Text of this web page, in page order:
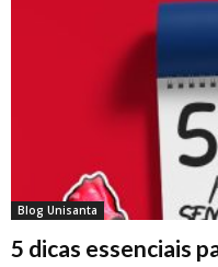
Blog Unisanta
5 dicas essenciais